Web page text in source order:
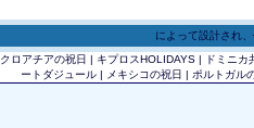
によって設計され
クロアチアの祝日 | キプロスHOLIDAYS |
ドミニカ
ー​​トダジュール | メキシコの祝日 | ポルトガル